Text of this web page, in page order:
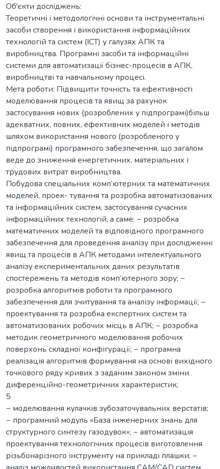
Об'єкти досліджень:
Теоретичні і методологічні основи та інструментальні
засоби створення і використання інформаційних
технологій та систем (ІСТ) у галузях АПК та
виробництва. Програмні засоби та інформаційні
системи для автоматизації бізнес-процесів в АПК,
виробництві та навчальному процесі.
Мета роботи: Підвищити точність та ефективності
моделювання процесів та явищ за рахунок
застосування нових (розроблених у підпрограмі)більш
адекватних, повних, ефективних моделей і методів
шляхом використання нового (розробленого у
підпрограмі) програмного забезпечення, що загалом
веде до зниження енергетичних, матеріальних і
трудових витрат виробництва.
Побудова спеціальних комп’ютерних та математичних
моделей, проек- тування та розробка автоматизованих
та інформаційних систем, застосування сучасних
інформаційних технологій, а саме: − розробка
математичних моделей та відповідного програмного
забезпечення для проведення аналізу при дослідженні
явищ та процесів в АПК методами інтелектуального
аналізу експериментальних даних результатів
спостережень та методів комп’ютерного зору; −
розробка алгоритмів роботи та програмного
забезпечення для зчитування та аналізу інформації; −
проектування та розробка експертних систем та
автоматизованих робочих місць в АПК; − розробка
методик геометричного моделювання робочих
поверхонь складної конфігурації; − програмна
реалізація алгоритмів формування на основі вихідного
точкового ряду кривих з заданим законом зміни
диференційно-геометричних характеристик;
5
− моделювання кулачків зубозаточувальних верстатів;
− програмний модуль «База інженерних знань для
структурного синтезу газодувок»; − автоматизація
проектування технологічних процесів виготовлення
різьбонарізного інструменту на прикладі плашки; −